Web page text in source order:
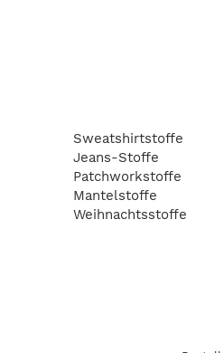
Sweatshirtstoffe
Jeans-Stoffe
Patchworkstoffe
Mantelstoffe
Weihnachtsstoffe